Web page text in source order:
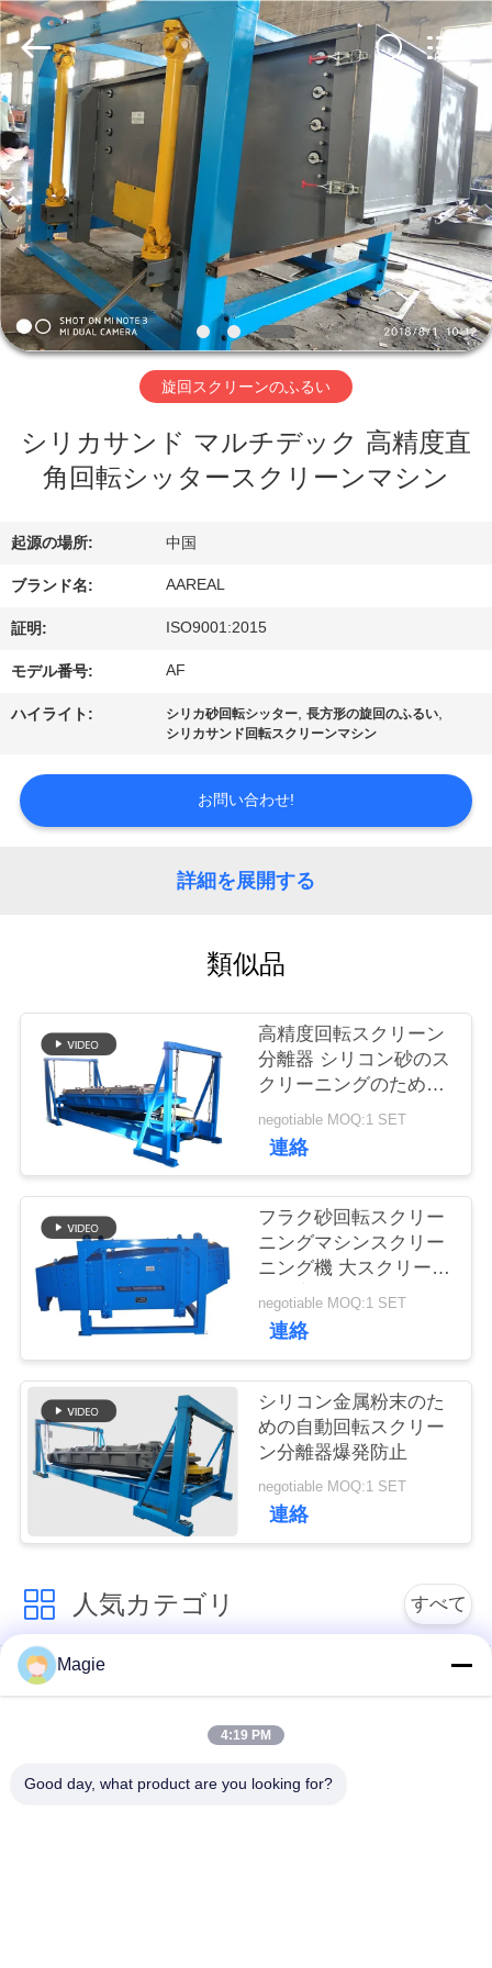
家
へ
製
品
わ
し
ち
に
つ
い
て
工
場
理
だ
引
金
を
求
supplier.
Copyright
©
2020
2026
Xinxiang
AAREAL
Machine
Co.,Ltd.
All
Rights
Reserved.
旋回スクリーンのふるい
シリカサンド マルチデック 高精度直
角回転シッタースクリーンマシン
起源の場所: 中国
ブランド名: AAREAL
証明: ISO9001:2015
モデル番号: AF
ハイライト: シリカ砂回転シッター,長方形の旋回のふるい,
シリカサンド回転スクリーンマシン
お問い合わせ!
詳細を展開する
類似品
高精度回転スクリーン
分離器 シリコン砂のス
クリーニングのための
ロテックススクリーン
negotiable MOQ:1 SET
連絡
フラク砂回転スクリー
ニングマシンスクリー
ニング機 大スクリーニ
ング容量
negotiable MOQ:1 SET
連絡
シリコン金属粉末のた
めの自動回転スクリー
ン分離器爆発防止
negotiable MOQ:1 SET
連絡
人気カテゴリ すべて
ビブロスクリーンマ
シン
るい
高周波スクリーン
ブラー
Magie
4:19 PM
Good day, what product are you looking for?